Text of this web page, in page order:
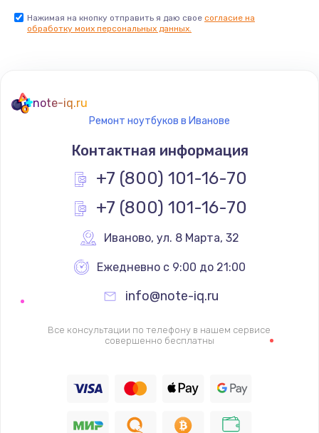
Нажимая на кнопку отправить я даю свое согласие на
обработку моих персональных данных.
note-iq.ru
Ремонт ноутбуков в Иванове
Контактная информация
+7 (800) 101-16-70
+7 (800) 101-16-70
Иваново, ул. 8 Марта, 32
Ежедневно с 9:00 до 21:00
info@note-iq.ru
Все консультации по телефону в нашем сервисе
совершенно бесплатны